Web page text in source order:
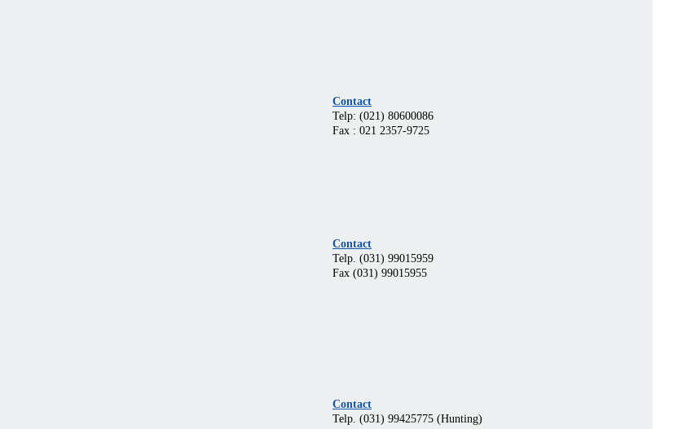
Contact
Telp: (021) 80600086
Fax : 021 2357-9725
Contact
Telp. (031) 99015959
Fax (031) 99015955
Contact
Telp. (031) 99425775 (Hunting)